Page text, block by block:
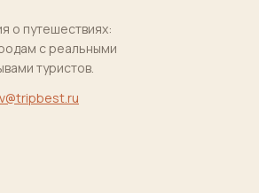
о путешествиях:
с реальными
туристов.